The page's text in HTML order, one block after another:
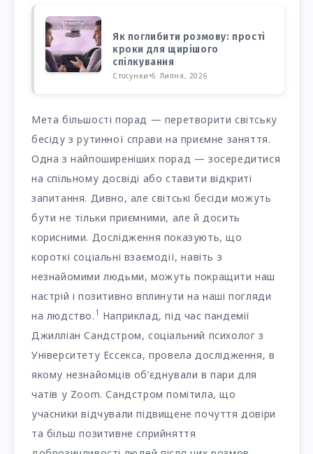
Як поглибити розмову: прості
кроки для щирішого
спілкування
Стосунки •6 Липня, 2026
Мета більшості порад — перетворити світську
бесіду з рутинної справи на приємне заняття.
Одна з найпоширеніших порад — зосередитися
на спільному досвіді або ставити відкриті
запитання. Дивно, але світські бесіди можуть
бути не тільки приємними, але й досить
корисними. Дослідження показують, що
короткі соціальні взаємодії, навіть з
незнайомими людьми, можуть покращити наш
настрій і позитивно вплинути на наші погляди
на людство. 1 Наприклад, під час пандемії
Джилліан Сандстром, соціальний психолог з
Університету Ессекса, провела дослідження, в
якому незнайомців об’єднували в пари для
чатів у Zoom. Сандстром помітила, що
учасники відчували підвищене почуття довіри
та більш позитивне сприйняття